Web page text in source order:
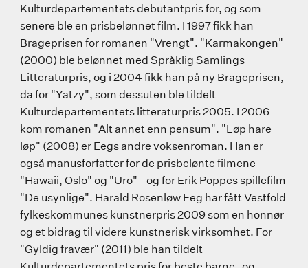
Kulturdepartementets debutantpris for, og som
senere ble en prisbelønnet film. I 1997 fikk han
Brageprisen for romanen "Vrengt". "Karmakongen"
(2000) ble belønnet med Språklig Samlings
Litteraturpris, og i 2004 fikk han på ny Brageprisen,
da for "Yatzy", som dessuten ble tildelt
Kulturdepartementets litteraturpris 2005. I 2006
kom romanen "Alt annet enn pensum". "Løp hare
løp" (2008) er Eegs andre voksenroman. Han er
også manusforfatter for de prisbelønte filmene
"Hawaii, Oslo" og "Uro" - og for Erik Poppes spillefilm
"De usynlige". Harald Rosenløw Eeg har fått Vestfold
fylkeskommunes kunstnerpris 2009 som en honnør
og et bidrag til videre kunstnerisk virksomhet. For
"Gyldig fravær" (2011) ble han tildelt